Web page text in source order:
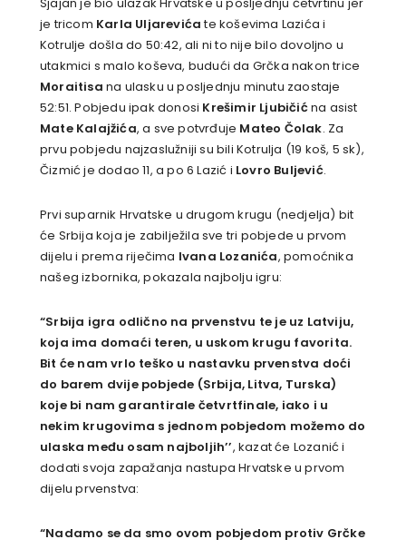
je tricom Karla Uljarevićate koševima Lazića i
Kotrulje došla do 50:42, ali ni to nije bilo dovoljno u
utakmici s malo koševa, budući da Grčka nakon trice
Moraitisa na ulasku u posljednju minutu zaostaje
52:51. Pobjedu ipak donosi Krešimir Ljubičićna asist
Mate Kalajžića, a sve potvrđuje Mateo Čolak. Za
prvu pobjedu najzaslužniji su bili Kotrulja (19 koš, 5 sk),
Čizmić je dodao 11, a po 6 Lazić i Lovro Buljević.
Prvi suparnik Hrvatske u drugom krugu (nedjelja) bit
će Srbija koja je zabilježila sve tri pobjede u prvom
dijelu i prema riječima Ivana Lozanića, pomoćnika
našeg izbornika, pokazala najbolju igru:
“Srbija igra odlično na prvenstvu te je uz Latviju,
koja ima domaći teren, u uskom krugu favorita.
Bit će nam vrlo teško u nastavku prvenstva doći
do barem dvije pobjede (Srbija, Litva, Turska)
koje bi nam garantirale četvrtfinale, iako i u
nekim krugovima s jednom pobjedom možemo do
ulaska među osam najboljih’’, kazat će Lozanić i
dodati svoja zapažanja nastupa Hrvatske u prvom
dijelu prvenstva:
“Nadamo se da smo ovom pobjedom protiv Grčke